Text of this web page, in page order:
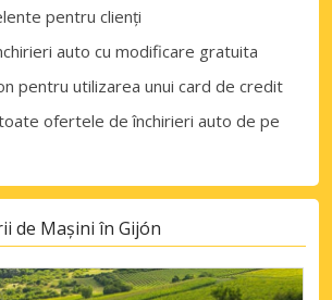
pentru clienți
auto cu modificare gratuita
pentru utilizarea unui card de credit
ofertele de închirieri auto de pe
de Mașini în Gijón